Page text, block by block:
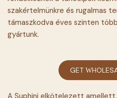
szakértelmünkre és rugalmas
támaszkodva éves szinten
gyártunk.
GET
A Suphini elkötelezett